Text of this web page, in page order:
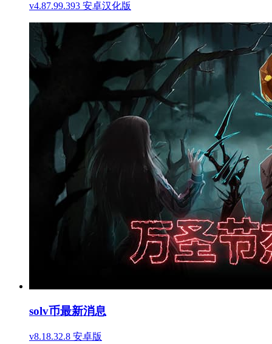
v4.87.99.393 安卓汉化版
solv币最新消息
v8.18.32.8 安卓版